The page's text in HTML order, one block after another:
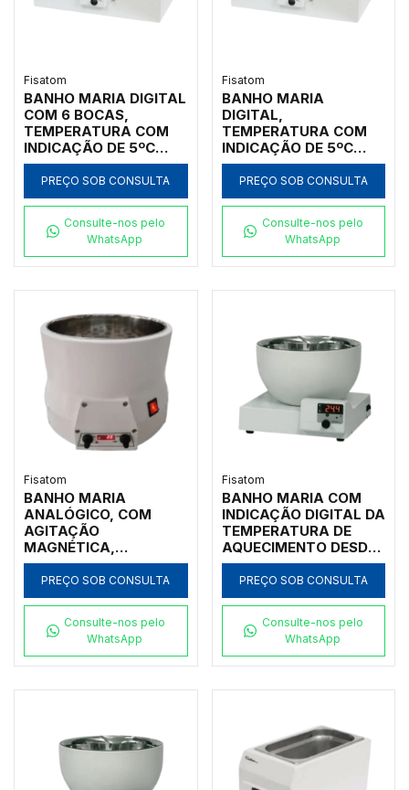
Fisatom
BANHO MARIA DIGITAL
COM 6 BOCAS,
TEMPERATURA COM
INDICAÇÃO DE 5ºC
ACIMA DA AMBIENTE
ATÉ 95ºC,
CAPACIDADE 20
INTERNA EM AÇO
INOXIDÁVEL INOX NO
FORMATO
CIRCULAÇÃO, 110V -
MODELO: 005721-IC
PREÇO SOB CONSULTA
Consulte-nos pelo
WhatsApp
Fisatom
BANHO MARIA
DIGITAL,
TEMPERATURA COM
INDICAÇÃO DE 5ºC
ACIMA DA AMBIENTE
ATÉ 95ºC,
CAPACIDADE 20
INTERNA EM AÇO INOX
NO FORMATO
RETANGULAR, SEM
TAMPA, 110V -
PREÇO SOB CONSULTA
Consulte-nos pelo
WhatsApp
Fisatom
BANHO MARIA
ANALÓGICO, COM
AGITAÇÃO
MAGNÉTICA,
TEMPERATURA
CONTROLÁVEL DESDE
50ºC ATÉ 120ºC,
LITROS, CUBA
INTERNA EM AÇO INOX
NO FORMATO
TAMPA, 110V -
PREÇO SOB CONSULTA
Consulte-nos pelo
WhatsApp
Fisatom
BANHO MARIA COM
INDICAÇÃO DIGITAL DA
TEMPERATURA DE
AQUECIMENTO DESDE
50ºC ATÉ 150ºC, CUBA
INTERNA EM AÇO
INOXIDÁVEL COM
SEM TAMPA, SEM
CIRCULAÇÃO, 110V -
MODELO 005581
PREÇO SOB CONSULTA
Consulte-nos pelo
WhatsApp